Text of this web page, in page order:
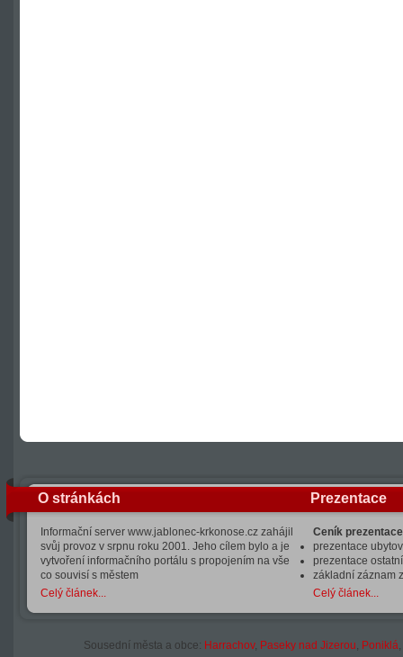
O stránkách
Informační server www.jablonec-krkonose.cz zahájil
svůj provoz v srpnu roku 2001. Jeho cílem bylo a je
vytvoření informačního portálu s propojením na vše
co souvisí s městem
Celý článek...
Prezentace
Ceník
prezentace
prezentace
základní záznam
Celý článek...
Sousední města a obce: Harrachov, Paseky nad Jizerou, Poniklá,